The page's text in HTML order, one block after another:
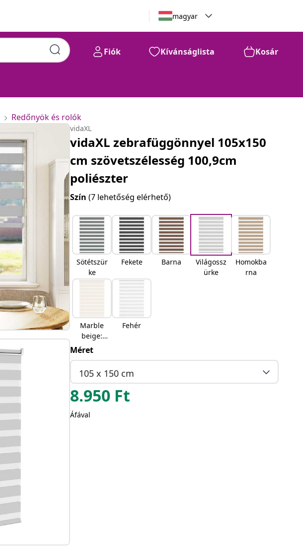
magyar
Fiók Kívánságlista Kosár
Redőnyök és rolók
vidaXL
vidaXL zebrafüggönnyel 105x150
cm szövetszélesség 100,9cm
poliészter
Szín(7 lehetőség elérhető)
Sötétszür
ke
Fekete Barna
Világossz
ürke
Homokba
rna
Marble
beige:
Márvány
Fehér
Méret
105 x 150 cm
8.950 Ft
Áfával